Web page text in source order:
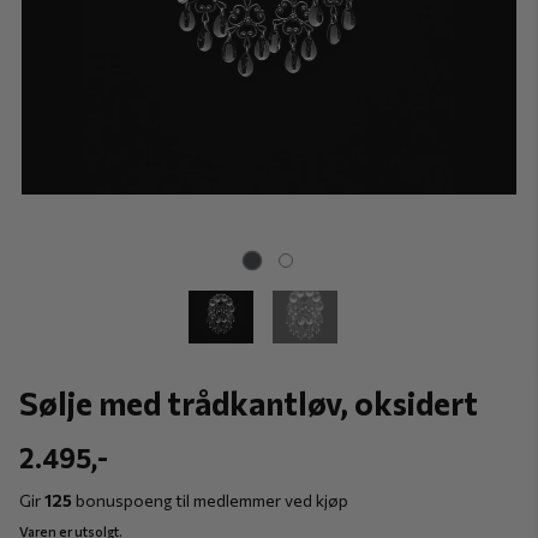
Sølje med trådkantløv, oksidert
2.495,-
Gir125 bonuspoeng til medlemmer ved kjøp
Varen er utsolgt.